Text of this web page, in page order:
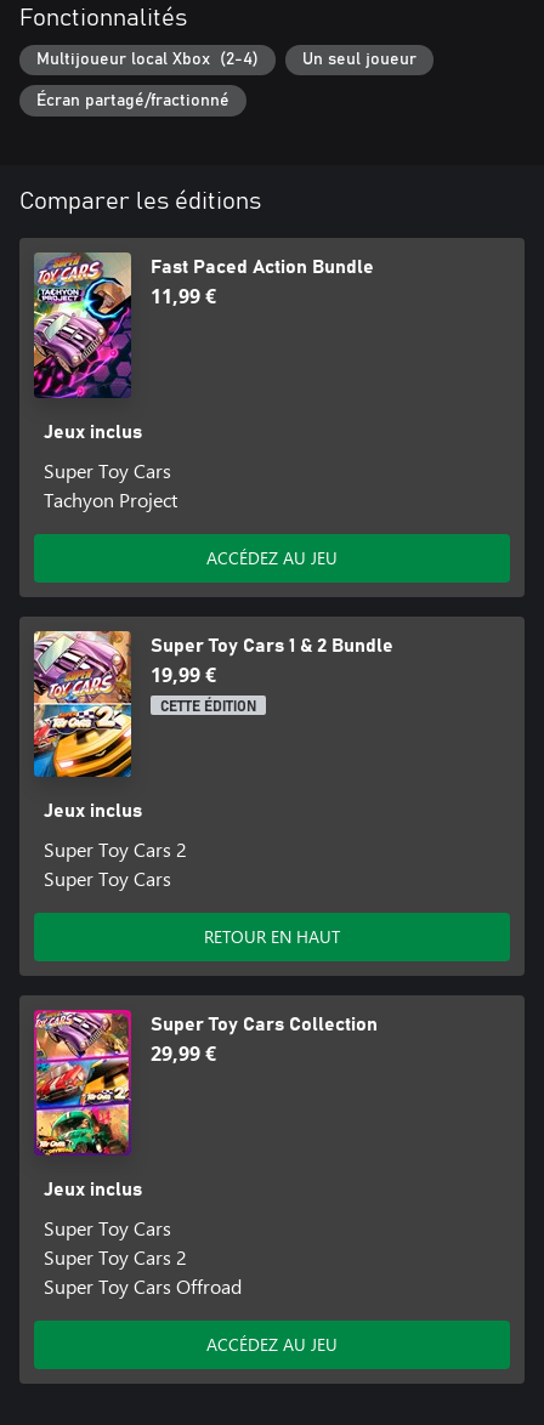
Fonctionnalités
Multijoueur local Xbox (2-4) Un seul joueur
Écran partagé/fractionné
Comparer les éditions
Fast Paced Action Bundle
11,99 €
Jeux inclus
Super Toy Cars
Tachyon Project
ACCÉDEZ AU JEU
Super Toy Cars 1 & 2 Bundle
19,99 €
CETTE ÉDITION
Jeux inclus
Super Toy Cars 2
Super Toy Cars
RETOUR EN HAUT
Super Toy Cars Collection
29,99 €
Jeux inclus
Super Toy Cars
Super Toy Cars 2
Super Toy Cars Offroad
ACCÉDEZ AU JEU